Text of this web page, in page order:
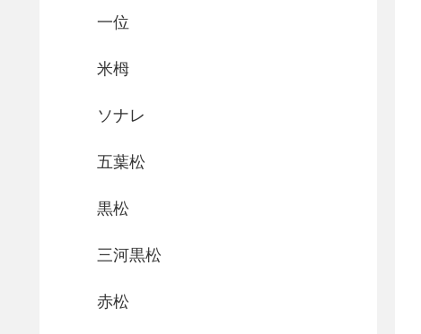
一位
米栂
ソナレ
五葉松
黒松
三河黒松
赤松